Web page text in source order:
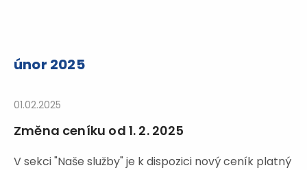
únor 2025
01.02.2025
Změna ceníku od 1. 2. 2025
V sekci "Naše služby" je k dispozici nový ceník platný